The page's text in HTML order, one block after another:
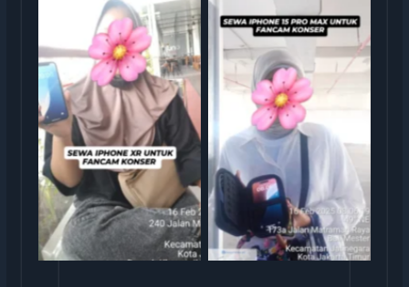
rental iphone jakarta rental iphone